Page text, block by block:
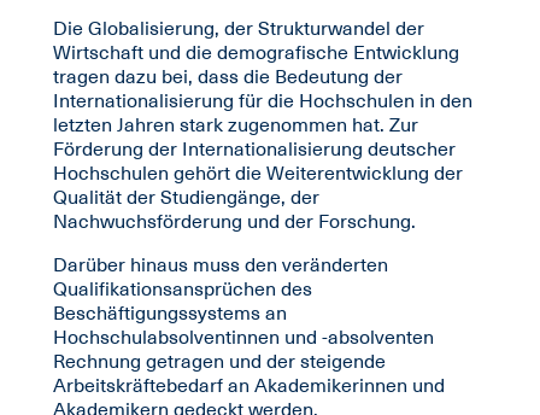
Die Globalisierung, der Strukturwandel der
Wirtschaft und die demografische Entwicklung
tragen dazu bei, dass die Bedeutung der
Internationalisierung für die Hochschulen in den
letzten Jahren stark zugenommen hat. Zur
Förderung der Internationalisierung deutscher
Hochschulen gehört die Weiterentwicklung der
Qualität der Studiengänge, der
Nachwuchsförderung und der Forschung.
Darüber hinaus muss den veränderten
Qualifikationsansprüchen des
Beschäftigungssystems an
Hochschulabsolventinnen und -absolventen
Rechnung getragen und der steigende
Arbeitskräftebedarf an Akademikerinnen und